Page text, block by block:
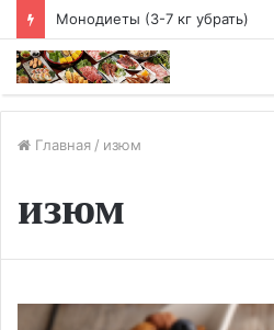
Чайная диета
Главная / изюм
изюм